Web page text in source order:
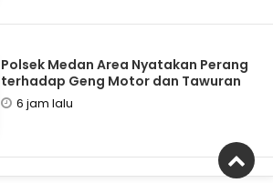
Polsek Medan Area Nyatakan Perang
terhadap Geng Motor dan Tawuran
6 jam lalu